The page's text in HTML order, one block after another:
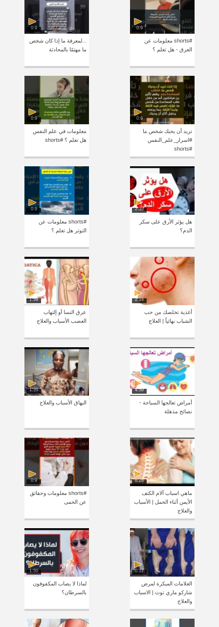
0:9
#shorts معلومات عن
العرق - هل تعلم ؟
0:9
...لمعرفة ما إذا كان شخص
ما مهتمًا بالمحادثة
0:9
تريد أن يحبك شخص ما
#اسرار_علم_النفس
#shorts
0:9
معلومات في علم النفس
هل تعلم ؟ #shorts
2:39
هل يؤثر الأرق على سكر
الدم؟
0:9
#shorts معلومات عن
التوتر هل تعلم ؟
2:14
أغذية تخلصك من حب
الشباب نهائياً | العلاج
1:59
عرق النسا أو إلتهاب
العصب الأسباب والعلاج
4:59
أمراض تعالجها السباحة -
نصائح مذهلة
1:35
البهاق الأسباب والعلاج
6:26
ماهي اسباب آلام الكتف
الأيمن أثناء الحمل | الأسباب
والعلاج
0:9
#shorts معلومات وحقائق
عن الحمى
0:17
العلامات المبكرة لمرض
شاركو ماري توث | الاسباب
والعلاج
1:50
لماذا لا يصاب المكفوفون
بالسرطان؟